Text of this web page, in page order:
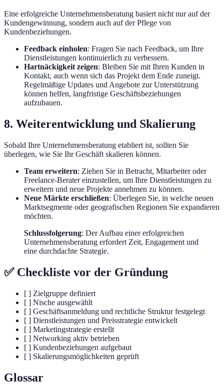
Eine erfolgreiche Unternehmensberatung basiert nicht nur auf der
Kundengewinnung, sondern auch auf der Pflege von
Kundenbeziehungen.
Feedback einholen: Fragen Sie nach Feedback, um Ihre
Dienstleistungen kontinuierlich zu verbessern.
Hartnäckigkeit zeigen: Bleiben Sie mit Ihren Kunden in
Kontakt, auch wenn sich das Projekt dem Ende zuneigt.
Regelmäßige Updates und Angebote zur Unterstützung
können helfen, langfristige Geschäftsbeziehungen
aufzubauen.
8. Weiterentwicklung und Skalierung
Sobald Ihre Unternehmensberatung etabliert ist, sollten Sie
überlegen, wie Sie Ihr Geschäft skalieren können.
Team erweitern: Ziehen Sie in Betracht, Mitarbeiter oder
Freelance-Berater einzustellen, um Ihre Dienstleistungen zu
erweitern und neue Projekte annehmen zu können.
Neue Märkte erschließen: Überlegen Sie, in welche neuen
Marktsegmente oder geografischen Regionen Sie expandieren
möchten.
Schlussfolgerung: Der Aufbau einer erfolgreichen
Unternehmensberatung erfordert Zeit, Engagement und
eine durchdachte Strategie.
✅ Checkliste vor der Gründung
[ ] Zielgruppe definiert
[ ] Nische ausgewählt
[ ] Geschäftsanmeldung und rechtliche Struktur festgelegt
[ ] Dienstleistungen und Preisstrategie entwickelt
[ ] Marketingstrategie erstellt
[ ] Networking aktiv betrieben
[ ] Kundenbeziehungen aufgebaut
[ ] Skalierungsmöglichkeiten geprüft
Glossar